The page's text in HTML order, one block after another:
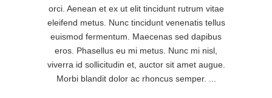
orci. Aenean et ex ut elit tincidunt rutrum vitae
eleifend metus. Nunc tincidunt venenatis tellus
euismod fermentum. Maecenas sed dapibus
eros. Phasellus eu mi metus. Nunc mi nisl,
viverra id sollicitudin et, auctor sit amet augue.
Morbi blandit dolor ac rhoncus semper.